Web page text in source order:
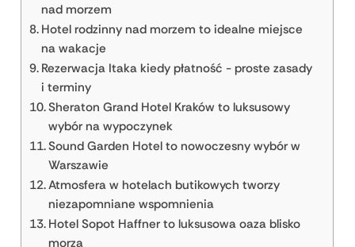
nad morzem
Hotel rodzinny nad morzem to idealne miejsce
na wakacje
Rezerwacja Itaka kiedy płatność - proste zasady
i terminy
Sheraton Grand Hotel Kraków to luksusowy
wybór na wypoczynek
Sound Garden Hotel to nowoczesny wybór w
Warszawie
Atmosfera w hotelach butikowych tworzy
niezapomniane wspomnienia
Hotel Sopot Haffner to luksusowa oaza blisko
morza